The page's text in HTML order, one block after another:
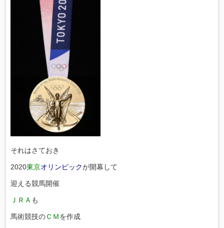
それはさておき
2020東京オリンピックが開幕して
迎える競馬開催
ＪＲＡ も
馬術競技のＣＭを作成